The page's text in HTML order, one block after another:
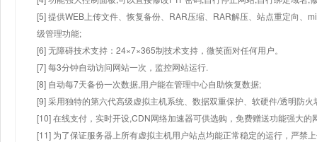
[5] 提供WEB上传文件、恢复备份、RAR压缩、RAR解压、站点重定向、
级管理功能;
[6] 无障碍技术支持：24×7×365制技术支持，微笑面对任何用户。
[7] 每3分钟自动访问网站一次，监控网站运行.
[8] 自动每7天备份一次数据,用户能在管理中心自助恢复数据;
[9] 采用独特的第六代高级虚拟主机系统、数据双重保护、软硬件/透明防火
[10] 在线支付，实时开设,CDN网络加速器可供选购，免费赠送功能强大
[11] 为了保证服务器上所有虚拟主机用户站点均能正常稳定的运行，严禁